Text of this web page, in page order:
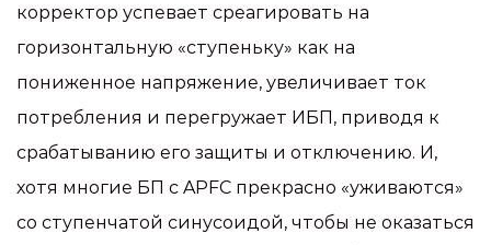
корректор успевает среагировать на
горизонтальную «ступеньку» как на
пониженное напряжение, увеличивает ток
потребления и перегружает ИБП, приводя к
срабатыванию его защиты и отключению. И,
хотя многие БП с APFC прекрасно «уживаются»
со ступенчатой синусоидой, чтобы не оказаться